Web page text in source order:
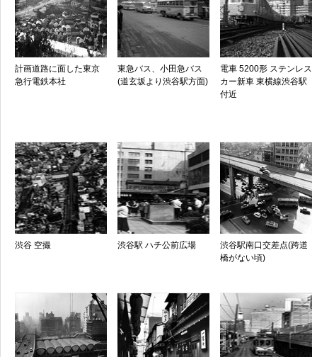
計画道路に面した東京
急行電鉄本社
東急バス、小田急バス
(道玄坂より渋谷駅方面)
電車 5200形 ステンレス
カー新車 東横線渋谷駅
付近
渋谷 空撮 渋谷駅 ハチ公前広場
渋谷駅南口交差点(跨道
橋がない頃)